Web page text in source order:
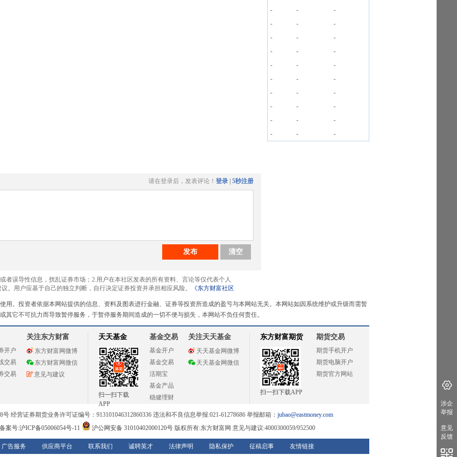
请在登录后，发表评论！ 登录 5秒注册
发布 清空
者误导性信息，扰乱证券市场；2.用户在本社区发表的所有资料、言论等仅代表个人
。用户应基于自己的独立判断，自行决定证券投资并承担相应风险。
《东方财富社区
- -
-
-
-
-
-
-
-
-
-
-
-
-
-
-
-
-
-
-
-
-
-
-
-
-
-
-
- -
用。投资者依据本网站提供的信息、资料及图表进行金融、证券等投资所造成的盈亏与本网站无关。本网站如因系统维护或升级而需暂
其它不可抗力而导致暂停服务，于暂停服务期间造成的一切不便与损失，本网站不负任何责任。
开户
交易
交易
关注东方财富
东方财富网微博
东方财富网微信
意见与建议
天天基金
扫一扫下载
APP
基金交易
基金开户
基金交易
活期宝
基金产品
稳健理财
关注天天基金
天天基金网微博
天天基金网微信
东方财富期货
扫一扫下载APP
期货交易
期货手机开户
期货电脑开户
期货官方网站
经营证券期货业务许可证编号：913101046312860336 违法和不良信息举报:021-61278686 举报邮箱： jubao@eastmoney.com
案号:沪ICP备05006054号-11
沪公网安备 31010402000120号版权所有:东方财富网 意见与建议:4000300059/952500
广告服务 供应商平台 联系我们 诚聘英才 法律声明 隐私保护 征稿启事 友情链接
涉企
举报
意见
反馈